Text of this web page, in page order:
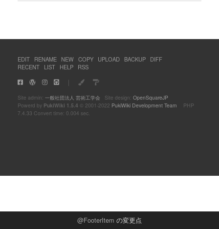
FooterItem の変更点
EDIT RENAME NEW COPY UPLOAD BACKUP
DIFF
RECENT
LIST HELP RSS
｜
Site admin: 一般社団法人 芸術工学会Site design: OpenSquareJP
Powerd by PukiWiki 1.5.4 © 2001-2022 PukiWiki Development Team PHP
7.4.33 Convert time: 0.004 sec.